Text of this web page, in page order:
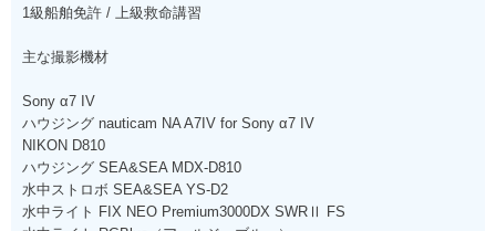
1級船舶免許 / 上級救命講習
主な撮影機材
Sony α7 IV
ハウジング nauticam NA A7IV for Sony α7 IV
NIKON D810
ハウジング SEA&SEA MDX-D810
水中ストロボ SEA&SEA YS-D2
水中ライト FIX NEO Premium3000DX SWRⅡ FS